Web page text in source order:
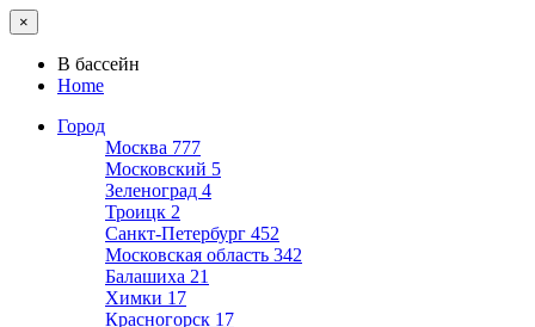
×
В бассейн
Home
Город
Москва 777
Московский 5
Зеленоград 4
Троицк 2
Санкт-Петербург 452
Московская область 342
Балашиха 21
Химки 17
Красногорск 17